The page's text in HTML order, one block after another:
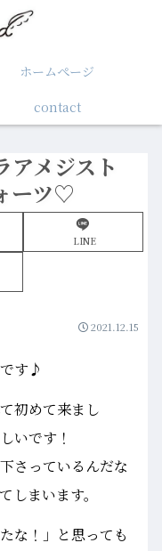
ホームぺージ
contact
メジスト
ーツ♡
LINE
2021.12.15
す♪
初めて来まし
いです！
さっているんだな
しまいます。
な！」と思っても